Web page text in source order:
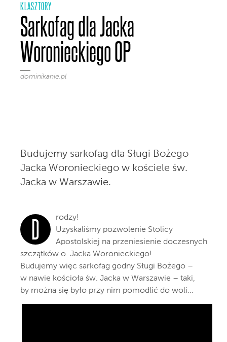
KLASZTORY
Sarkofag dla Jacka
Woronieckiego OP
dominikanie.pl
Budujemy sarkofag dla Sługi Bożego
Jacka Woronieckiego w kościele św.
Jacka w Warszawie.
D
rodzy!
Uzyskaliśmy pozwolenie Stolicy
Apostolskiej na przeniesienie doczesnych
szczątków o. Jacka Woronieckiego!
Budujemy więc sarkofag godny Sługi Bożego –
w nawie kościoła św. Jacka w Warszawie – taki,
by można się było przy nim pomodlić do woli…